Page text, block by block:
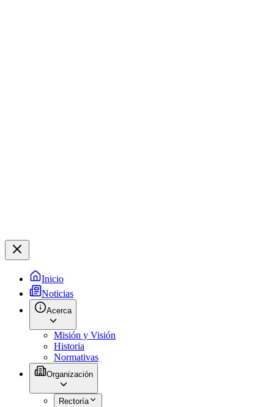
Inicio
Noticias
Acerca
Misión y Visión
Historia
Normativas
Organización
Rectoría